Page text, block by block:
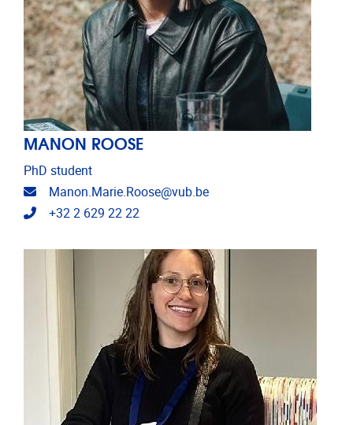
MANON ROOSE
PhD student
E-mailadres
Manon.Marie.Roose@vub.be
Telefoonnummer
+32 2 629 22 22